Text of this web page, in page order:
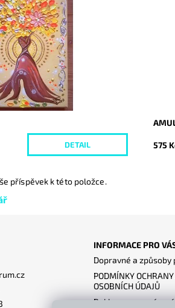
DETAIL 575
příspěvek k této položce.
INFORMACE PRO
Dopravné a způsoby
PODMÍNKY
OSOBNÍCH ÚDAJŮ
Reklamace a vrácení